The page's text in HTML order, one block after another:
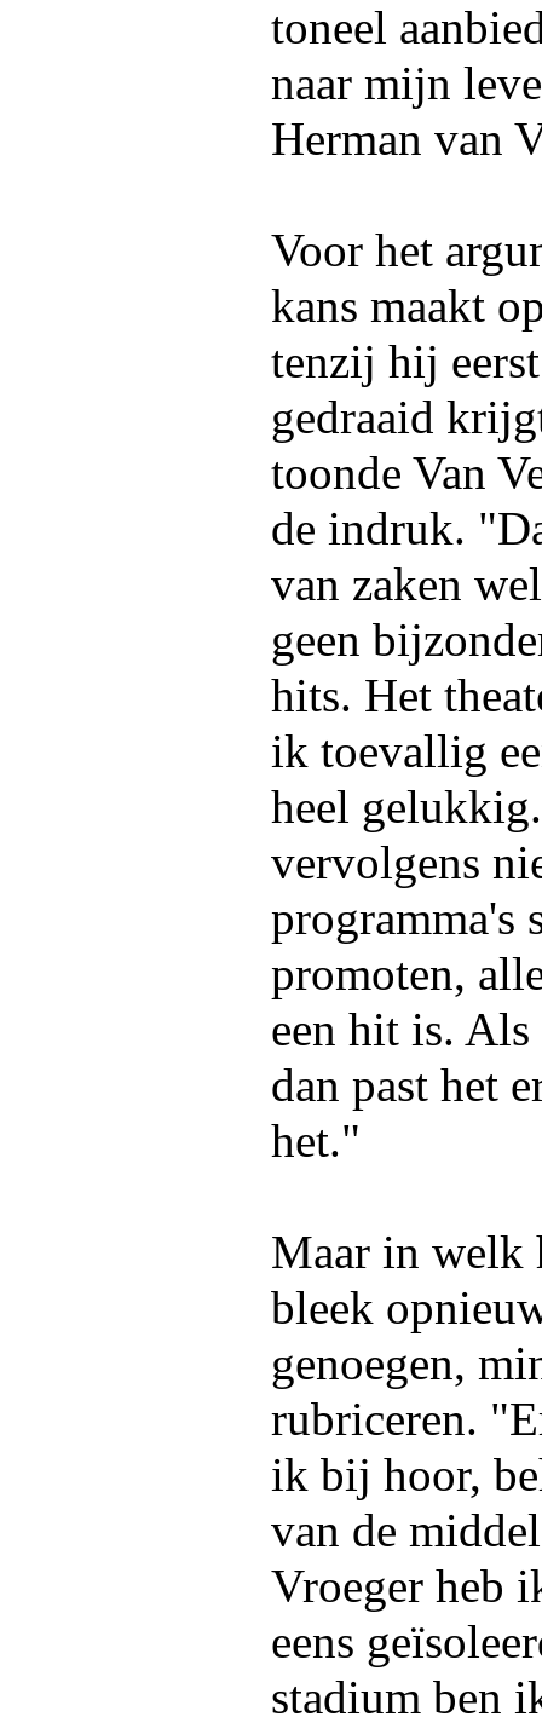
toneel
naar mijn
Herman van
Voor het
kans maakt
tenzij hij
gedraaid
toonde Van
de indruk.
van zaken
geen
hits. Het
ik toevallig
heel
vervolgens
programma's
promoten,
een hit is.
dan past het
het."
Maar in welk
bleek
genoegen,
rubriceren.
ik bij hoor,
van de
Vroeger heb
eens
stadium ben